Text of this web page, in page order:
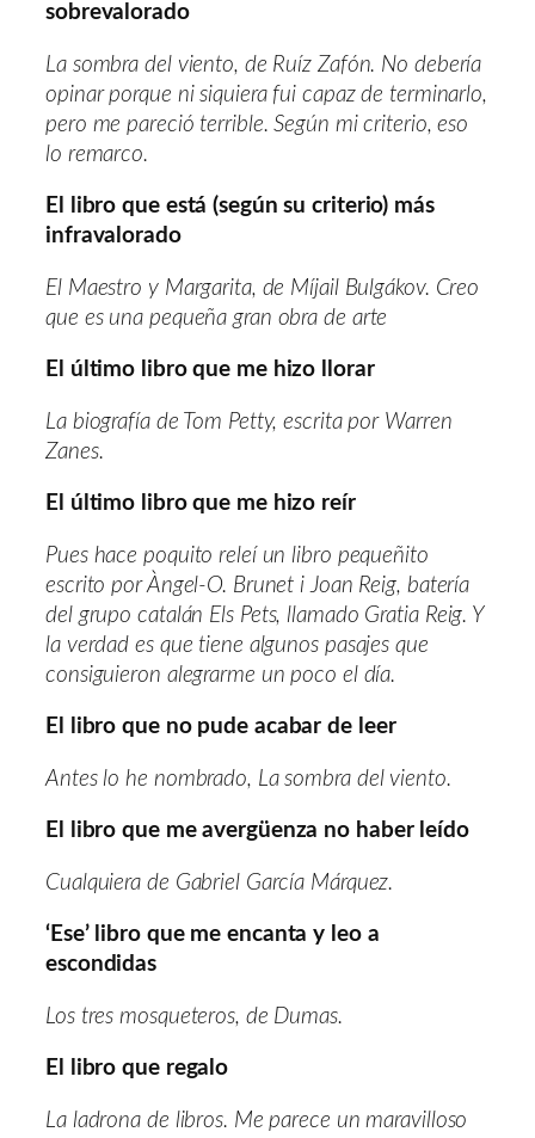
sobrevalorado
La sombra del viento, de Ruíz Zafón. No debería
opinar porque ni siquiera fui capaz de terminarlo,
pero me pareció terrible. Según mi criterio, eso
lo remarco.
El libro que está (según su criterio) más
infravalorado
El Maestro y Margarita, de Míjail Bulgákov. Creo
que es una pequeña gran obra de arte
El último libro que me hizo llorar
La biografía de Tom Petty, escrita por Warren
Zanes.
El último libro que me hizo reír
Pues hace poquito releí un libro pequeñito
escrito por Àngel-O. Brunet i Joan Reig, batería
del grupo catalán Els Pets, llamado Gratia Reig. Y
la verdad es que tiene algunos pasajes que
consiguieron alegrarme un poco el día.
El libro que no pude acabar de leer
Antes lo he nombrado, La sombra del viento.
El libro que me avergüenza no haber leído
Cualquiera de Gabriel García Márquez.
‘Ese’ libro que me encanta y leo a
escondidas
Los tres mosqueteros, de Dumas.
El libro que regalo
La ladrona de libros. Me parece un maravilloso